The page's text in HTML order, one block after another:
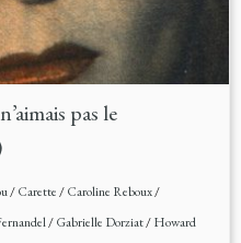
pas le
/Carette/Caroline Reboux/
/Gabrielle Dorziat/Howard